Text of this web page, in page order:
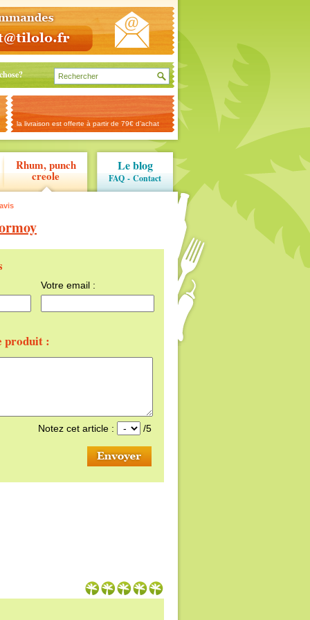
la livraison est offerte à partir de 79€ d’achat
Rhum, punch
creole
Le blog
FAQ - Contact
Votre email :
produit :
Notez cet article : /5